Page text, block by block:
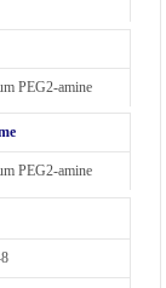
PEG2-amine
PEG2-amine